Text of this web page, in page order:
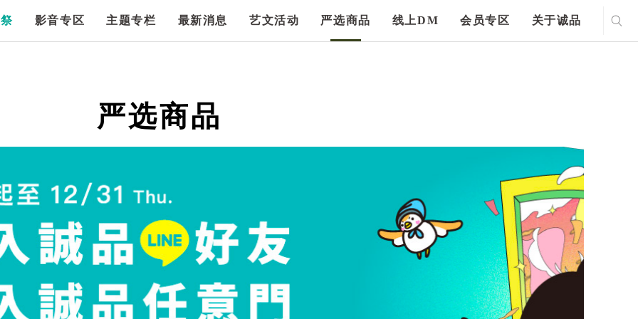
影音专区 主题专栏 最新消息 艺文活动 严选商品 线上DM 会员专区 关于诚品
严选商品